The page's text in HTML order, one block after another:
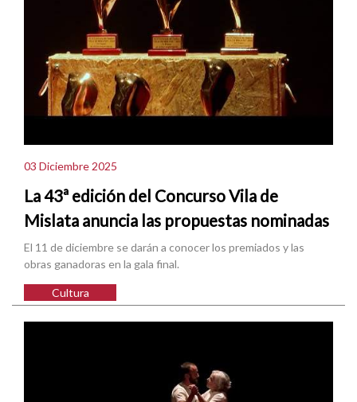
03 Diciembre 2025
La 43ª edición del Concurso Vila de
Mislata anuncia las propuestas nominadas
El 11 de diciembre se darán a conocer los premiados y las
obras ganadoras en la gala final.
Cultura